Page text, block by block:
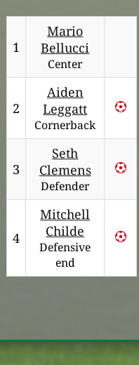
1
Mario
Bellucci
Center
2
Aiden
Leggatt
Cornerback
3
Seth
Clemens
Defender
4
Mitchell
Childe
Defensive
end